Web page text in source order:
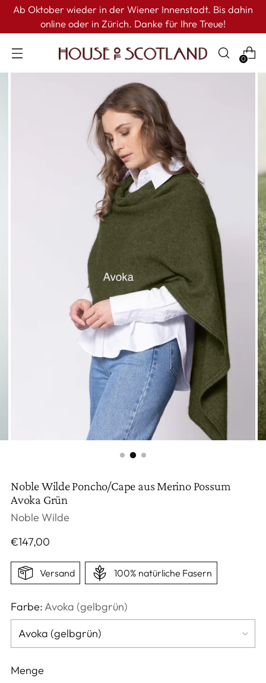
Ab Oktober wieder in der Wiener Innenstadt. Bis dahin
online oder in Zürich. Danke für Ihre Treue!
0
Noble Wilde Poncho/Cape aus Merino Possum
Avoka Grün
Noble Wilde
Regulärer
€147,00
Versand 100% natürliche Fasern
Farbe: Avoka (gelbgrün)
Menge